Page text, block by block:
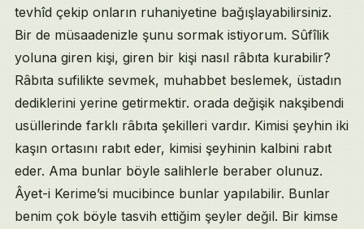
tevhîd çekip onların ruhaniyetine bağışlayabilirsiniz.
Bir de müsaadenizle şunu sormak istiyorum. Sûfîlik
yoluna giren kişi, giren bir kişi nasıl râbıta kurabilir?
Râbıta sufilikte sevmek, muhabbet beslemek, üstadın
dediklerini yerine getirmektir. orada değişik nakşibendi
usüllerinde farklı râbıta şekilleri vardır. Kimisi şeyhin iki
kaşın ortasını rabıt eder, kimisi şeyhinin kalbini rabıt
eder. Ama bunlar böyle salihlerle beraber olunuz.
Âyet-i Kerime’si mucibince bunlar yapılabilir. Bunlar
benim çok böyle tasvih ettiğim şeyler değil. Bir kimse